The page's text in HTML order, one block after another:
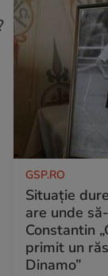
GSP.RO
Situație
are unde
Constantin
primit un
Dinamo”